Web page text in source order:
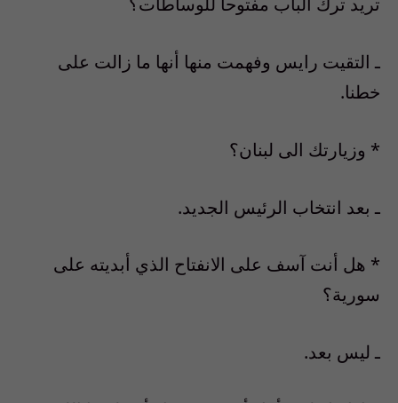
ـ التقيت رايس وفهمت منها أنها ما زالت على
خطنا.
* وزيارتك الى لبنان؟
ـ بعد انتخاب الرئيس الجديد.
* هل أنت آسف على الانفتاح الذي أبديته على
سورية؟
ـ ليس بعد.